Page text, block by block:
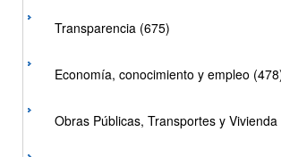
Transparencia (675)
Economía, conocimiento y empleo
Obras Públicas, Transportes y Vivienda